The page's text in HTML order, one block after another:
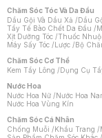
Chăm Sóc Tóc Và Da Đầu
Dầu Gội Và Dầu Xả /Dầu
Tẩy Tế Bào Chết Da Đầu /
Xịt Dưỡng Tóc /Thuốc
Máy Sấy Tóc /Lược /Bộ
Chăm Sóc Cơ Thể
Kem Tẩy Lông /Dụng Cụ
Nước Hoa
Nước Hoa Nữ /Nước Hoa
Nước Hoa Vùng Kín
Chăm Sóc Cá Nhân
Chống Muỗi /Khẩu Trang /